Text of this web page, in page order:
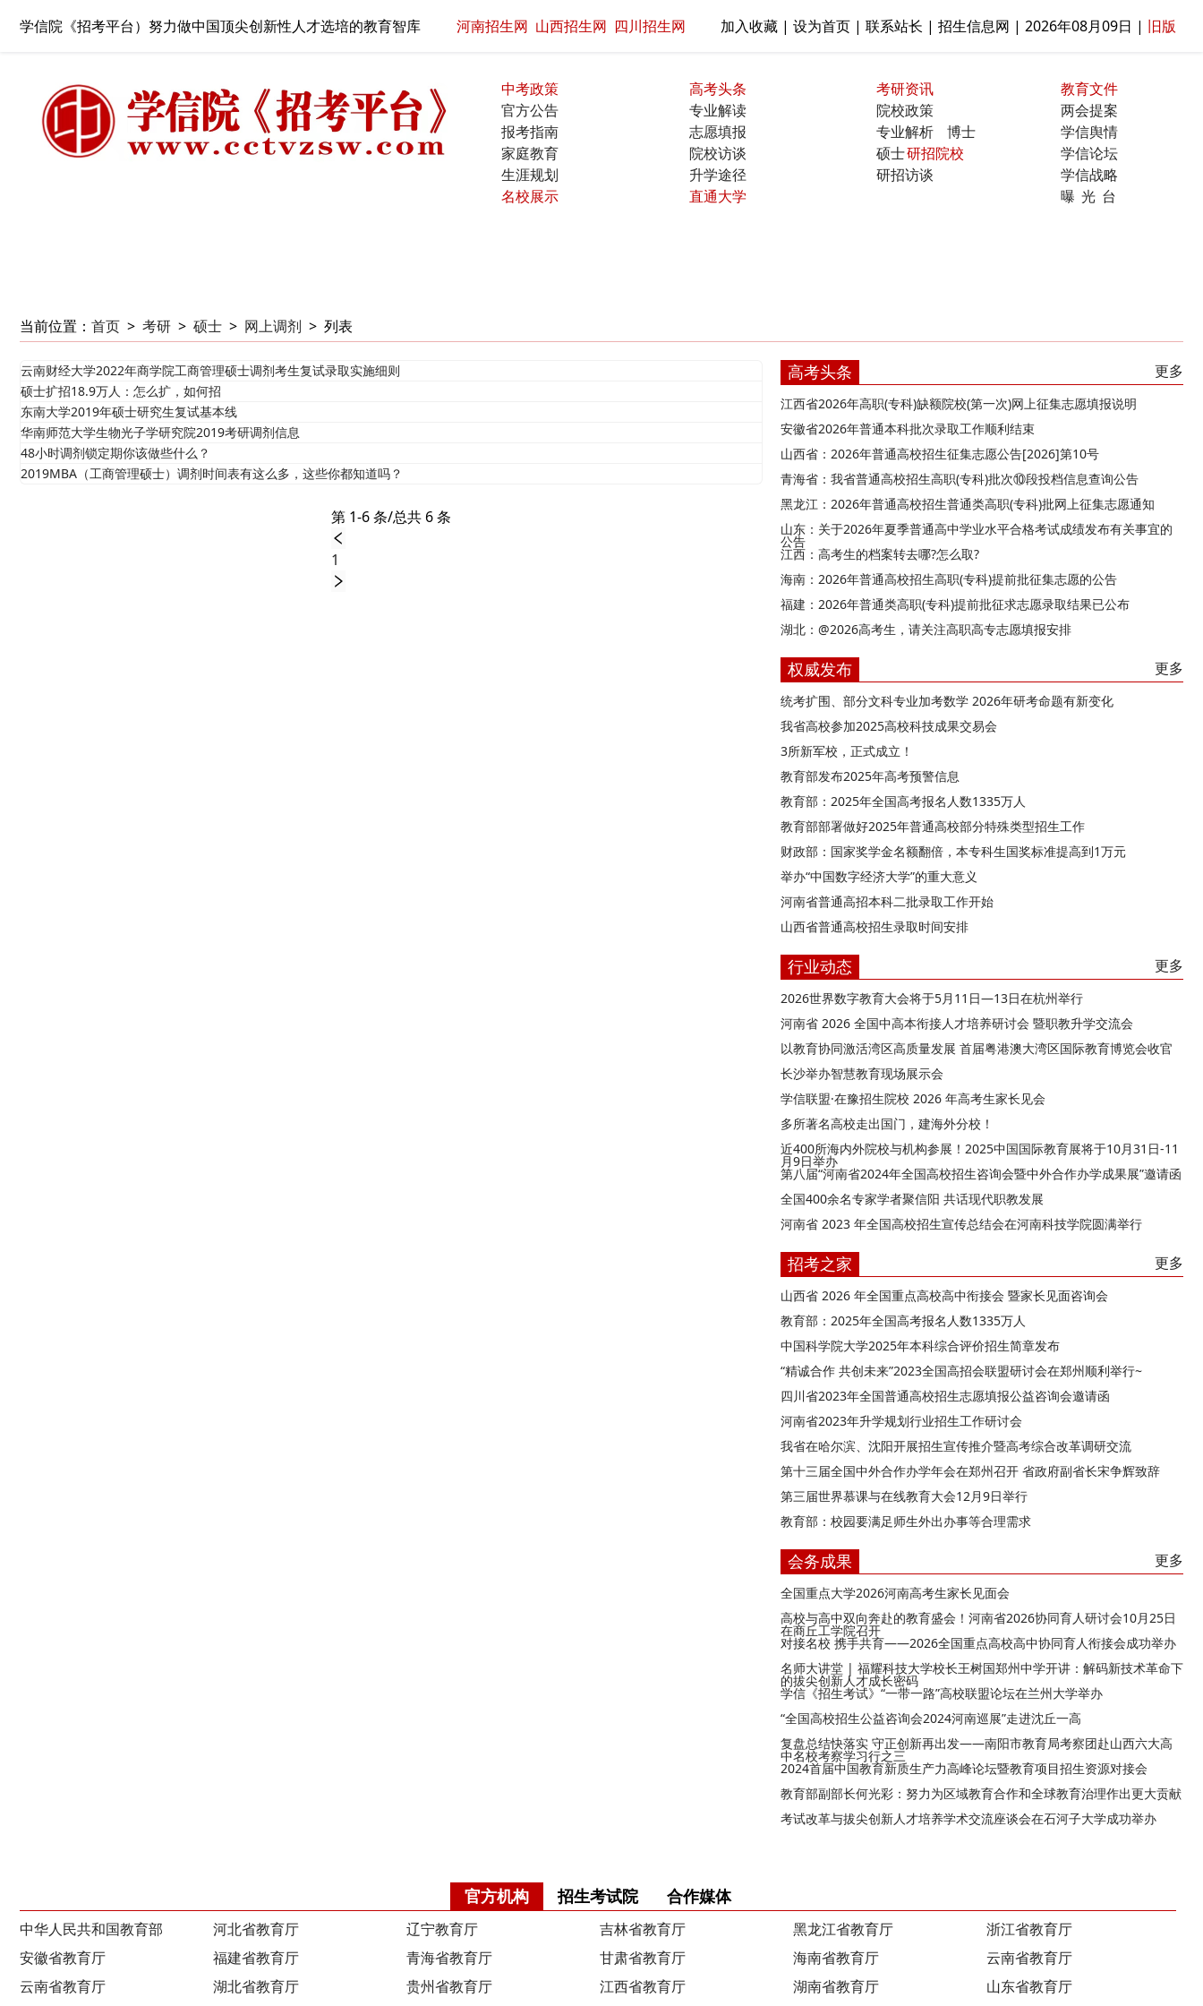
学信院《招考平台）努力做中国顶尖创新性人才选培的教育智库 河南招生网 山西招生网 四川招生网 加入收藏 | 设为首页 | 联系站长 | 招生信息网 | 2026年08月09日 | 旧版
中考政策
官方公告
报考指南
家庭教育
生涯规划
名校展示
高考头条
专业解读
志愿填报
院校访谈
升学途径
直通大学
考研资讯
院校政策
专业解析
博士
硕士研招院校
研招访谈
教育文件
两会提案
学信舆情
学信论坛
学信战略
曝光台
当前位置： 首页 > 考研 > 硕士 > 网上调剂 > 列表
云南财经大学2022年商学院工商管理硕士调剂考生复试录取实施细则
硕士扩招18.9万人：怎么扩，如何招
东南大学2019年硕士研究生复试基本线
华南师范大学生物光子学研究院2019考研调剂信息
48小时调剂锁定期你该做些什么？
2019MBA（工商管理硕士）调剂时间表有这么多，这些你都知道吗？
第 1-6 条/总共 6 条
1
高考头条 更多
江西省2026年高职(专科)缺额院校(第一次)网上征集志愿填报说明
安徽省2026年普通本科批次录取工作顺利结束
山西省：2026年普通高校招生征集志愿公告[2026]第10号
青海省：我省普通高校招生高职(专科)批次⑩段投档信息查询公告
黑龙江：2026年普通高校招生普通类高职(专科)批网上征集志愿通知
山东：关于2026年夏季普通高中学业水平合格考试成绩发布有关事宜的
公告
江西：高考生的档案转去哪?怎么取?
海南：2026年普通高校招生高职(专科)提前批征集志愿的公告
福建：2026年普通类高职(专科)提前批征求志愿录取结果已公布
湖北：@2026高考生，请关注高职高专志愿填报安排
权威发布 更多
统考扩围、部分文科专业加考数学 2026年研考命题有新变化
我省高校参加2025高校科技成果交易会
3所新军校，正式成立！
教育部发布2025年高考预警信息
教育部：2025年全国高考报名人数1335万人
教育部部署做好2025年普通高校部分特殊类型招生工作
财政部：国家奖学金名额翻倍，本专科生国奖标准提高到1万元
举办“中国数字经济大学”的重大意义
河南省普通高招本科二批录取工作开始
山西省普通高校招生录取时间安排
行业动态 更多
2026世界数字教育大会将于5月11日—13日在杭州举行
河南省 2026 全国中高本衔接人才培养研讨会 暨职教升学交流会
以教育协同激活湾区高质量发展 首届粤港澳大湾区国际教育博览会收官
长沙举办智慧教育现场展示会
学信联盟·在豫招生院校 2026 年高考生家长见会
多所著名高校走出国门，建海外分校！
近400所海内外院校与机构参展！2025中国国际教育展将于10月31日-11
月9日举办
第八届“河南省2024年全国高校招生咨询会暨中外合作办学成果展”邀请函
全国400余名专家学者聚信阳 共话现代职教发展
河南省 2023 年全国高校招生宣传总结会在河南科技学院圆满举行
招考之家 更多
山西省 2026 年全国重点高校高中衔接会 暨家长见面咨询会
教育部：2025年全国高考报名人数1335万人
中国科学院大学2025年本科综合评价招生简章发布
“精诚合作 共创未来”2023全国高招会联盟研讨会在郑州顺利举行~
四川省2023年全国普通高校招生志愿填报公益咨询会邀请函
河南省2023年升学规划行业招生工作研讨会
我省在哈尔滨、沈阳开展招生宣传推介暨高考综合改革调研交流
第十三届全国中外合作办学年会在郑州召开 省政府副省长宋争辉致辞
第三届世界慕课与在线教育大会12月9日举行
教育部：校园要满足师生外出办事等合理需求
会务成果 更多
全国重点大学2026河南高考生家长见面会
高校与高中双向奔赴的教育盛会！河南省2026协同育人研讨会10月25日
在商丘工学院召开
对接名校 携手共育——2026全国重点高校高中协同育人衔接会成功举办
名师大讲堂 | 福耀科技大学校长王树国郑州中学开讲：解码新技术革命下
的拔尖创新人才成长密码
学信《招生考试》“一带一路”高校联盟论坛在兰州大学举办
“全国高校招生公益咨询会2024河南巡展”走进沈丘一高
复盘总结快落实 守正创新再出发——南阳市教育局考察团赴山西六大高
中名校考察学习行之三
2024首届中国教育新质生产力高峰论坛暨教育项目招生资源对接会
教育部副部长何光彩：努力为区域教育合作和全球教育治理作出更大贡献
考试改革与拔尖创新人才培养学术交流座谈会在石河子大学成功举办
官方机构 招生考试院 合作媒体
中华人民共和国教育部 河北省教育厅 辽宁教育厅 吉林省教育厅 黑龙江省教育厅
浙江省教育厅
安徽省教育厅
福建省教育厅 青海省教育厅 甘肃省教育厅 海南省教育厅
云南省教育厅
云南省教育厅
湖北省教育厅 贵州省教育厅 江西省教育厅 湖南省教育厅
山东省教育厅